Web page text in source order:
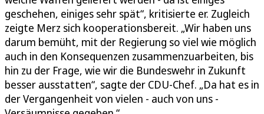
geschehen, einiges sehr spät“, kritisierte er. Zugleich
zeigte Merz sich kooperationsbereit. „Wir haben uns
darum bemüht, mit der Regierung so viel wie möglich
auch in den Konsequenzen zusammenzuarbeiten, bis
hin zu der Frage, wie wir die Bundeswehr in Zukunft
besser ausstatten“, sagte der CDU-Chef. „Da hat es in
der Vergangenheit von vielen - auch von uns -